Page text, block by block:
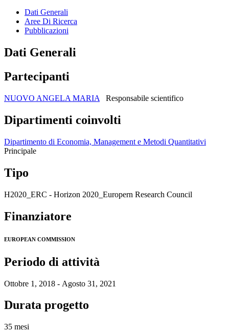
Dati Generali
Aree Di Ricerca
Pubblicazioni
Dati Generali
Partecipanti
NUOVO ANGELA MARIA Responsabile scientifico
Dipartimenti coinvolti
Dipartimento di Economia, Management e Metodi Quantitativi
Principale
Tipo
H2020_ERC - Horizon 2020_Europern Research Council
Finanziatore
EUROPEAN COMMISSION
Periodo di attività
Ottobre 1, 2018 - Agosto 31, 2021
Durata progetto
35 mesi